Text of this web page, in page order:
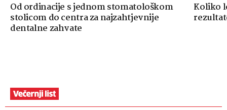
Od ordinacije s jednom stomatološkom
stolicom do centra za najzahtjevnije
dentalne zahvate
Koliko